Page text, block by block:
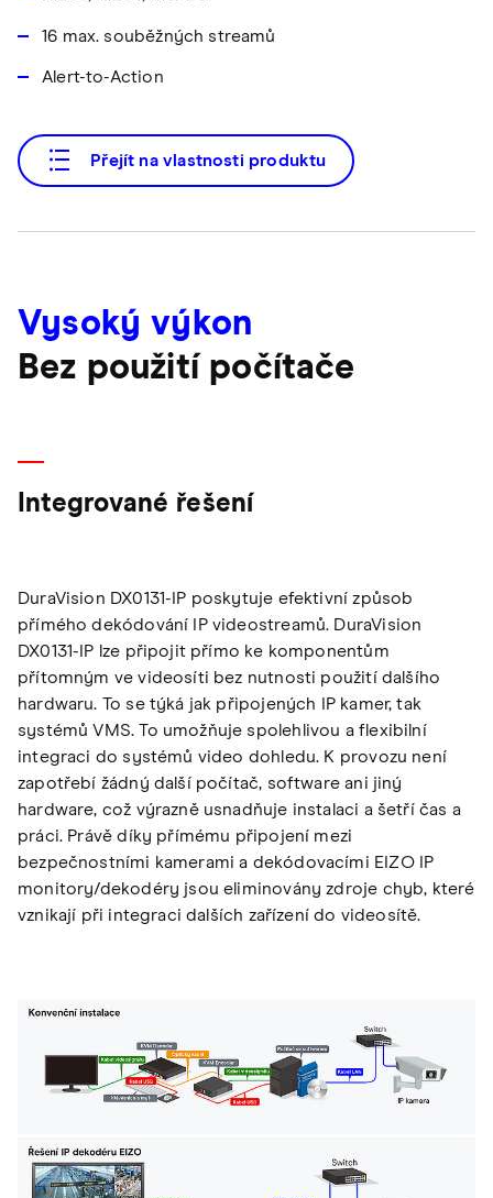
16 max. souběžných streamů
Alert-to-Action
Přejít na vlastnosti produktu
Vysoký výkon
Bez použití počítače
Integrované řešení
DuraVision DX0131-IP poskytuje efektivní způsob
přímého dekódování IP videostreamů. DuraVision
DX0131-IP lze připojit přímo ke komponentům
přítomným ve videosíti bez nutnosti použití dalšího
hardwaru. To se týká jak připojených IP kamer, tak
systémů VMS. To umožňuje spolehlivou a flexibilní
integraci do systémů video dohledu. K provozu není
zapotřebí žádný další počítač, software ani jiný
hardware, což výrazně usnadňuje instalaci a šetří čas a
práci. Právě díky přímému připojení mezi
bezpečnostními kamerami a dekódovacími EIZO IP
monitory/dekodéry jsou eliminovány zdroje chyb, které
vznikají při integraci dalších zařízení do videosítě.